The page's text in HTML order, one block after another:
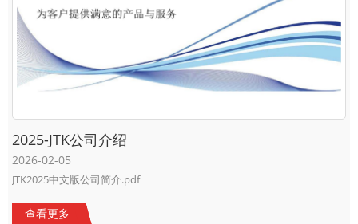
2025-JTK公司介绍
2026-02-05
JTK2025中文版公司简介.pdf
查看更多